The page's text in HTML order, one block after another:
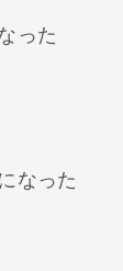
った
なった